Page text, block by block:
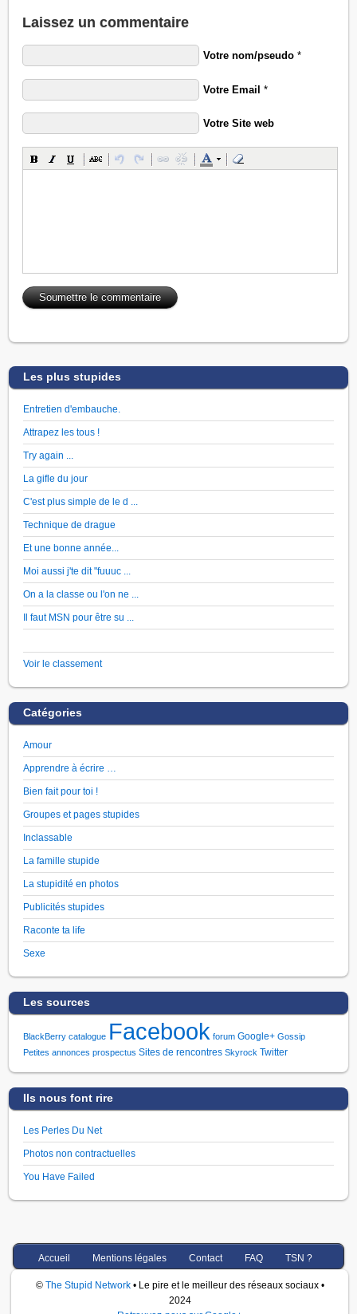
Laissez un commentaire
Votre nom/pseudo *
Votre Email *
Votre Site web
Les plus stupides
Entretien d'embauche.
Attrapez les tous !
Try again ...
La gifle du jour
C'est plus simple de le d ...
Technique de drague
Et une bonne année...
Moi aussi j'te dit "fuuuc ...
On a la classe ou l'on ne ...
Il faut MSN pour être su ...
Voir le classement
Catégories
Amour
Apprendre à écrire …
Bien fait pour toi !
Groupes et pages stupides
Inclassable
La famille stupide
La stupidité en photos
Publicités stupides
Raconte ta life
Sexe
Les sources
BlackBerry catalogue Facebook forum Google+ Gossip
Petites annonces prospectus Sites de rencontres Skyrock Twitter
Ils nous font rire
Les Perles Du Net
Photos non contractuelles
You Have Failed
Accueil Mentions légales Contact FAQ TSN ?
© The Stupid Network• Le pire et le meilleur des réseaux sociaux •
2024